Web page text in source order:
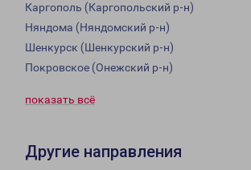
Каргополь (Каргопольский р-н)
Няндома (Няндомский р-н)
Шенкурск (Шенкурский р-н)
Покровское (Онежский р-н)
показать всё
Другие направления